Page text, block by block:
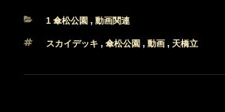
カ
ゴ
ー
1 傘松公園 , 動画関連
タ
スカイデッキ , 傘松公園 , 動画, 天橋立